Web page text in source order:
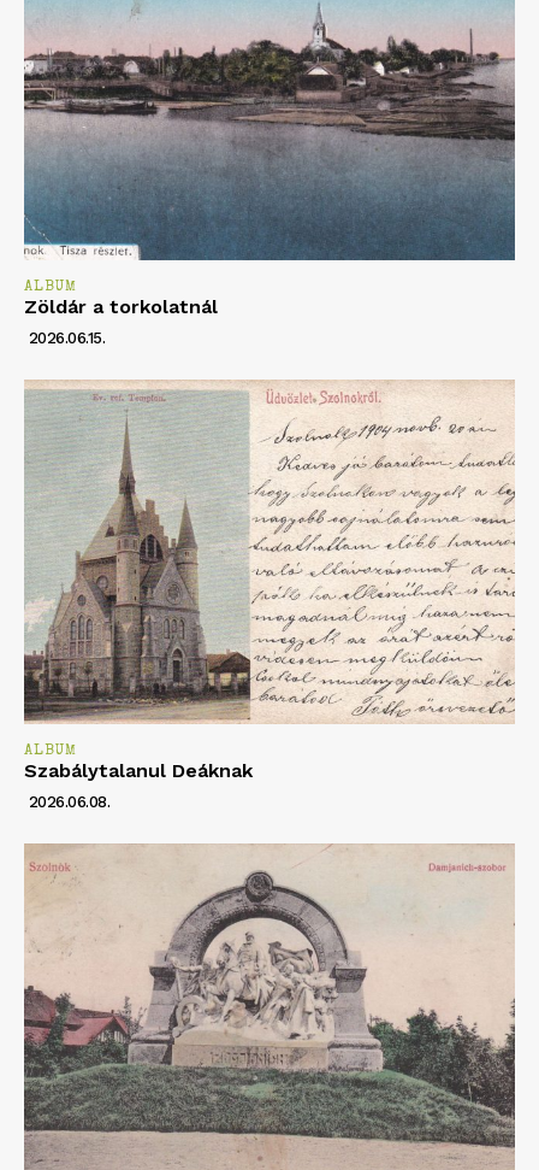
ALBUM
Zöldár a torkolatnál
2026.06.15.
ALBUM
Szabálytalanul Deáknak
2026.06.08.